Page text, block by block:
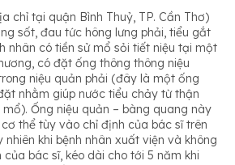
chỉ tại quận Bình Thuỷ, TP. Cần Thơ)
sốt, đau tức hông lưng phải, tiểu gắt
nhân có tiền sử mổ sỏi tiết niệu tại một
có đặt ống thông thông niệu
niệu quản phải (đây là một ống
nhằm giúp nước tiểu chảy từ thận
Ống niệu quản – bàng quang này
thể tùy vào chỉ định của bác sĩ trên
nhiên khi bệnh nhân xuất viện và không
bác sĩ, kéo dài cho tới 5 năm khi